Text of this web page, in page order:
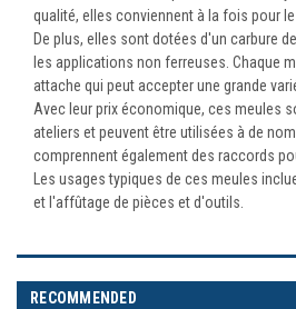
qualité, elles conviennent à la fois pour le
De plus, elles sont dotées d'un carbure
les applications non ferreuses. Chaque
attache qui peut accepter une grande
Avec leur prix économique, ces meules
ateliers et peuvent être utilisées à de
comprennent également des raccords
Les usages typiques de ces meules
et l'affûtage de pièces et d'outils.
RECOMMENDED